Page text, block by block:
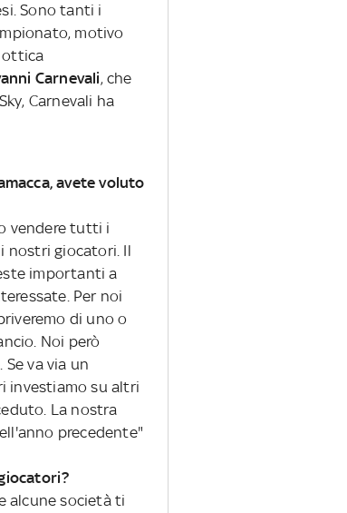
Sono tanti i
motivo
ottica
Carnevali, che
Carnevali ha
avete voluto
vendere tutti i
nostri giocatori. Il
importanti a
Per noi
di uno o
Noi però
va via un
investiamo su altri
La nostra
precedente"
alcune società ti